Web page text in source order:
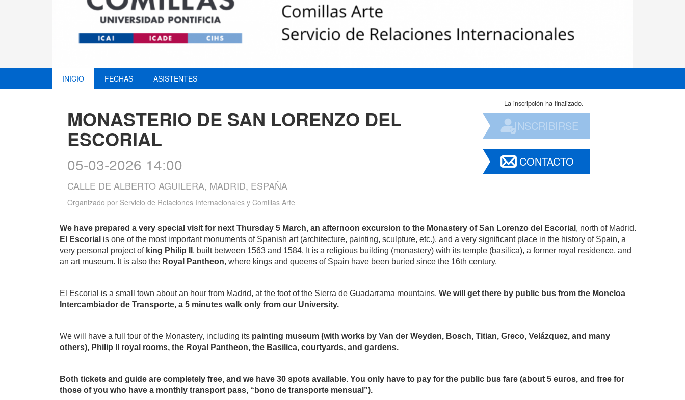
INICIO FECHAS ASISTENTES
MONASTERIO DE SAN LORENZO DEL
ESCORIAL
05-03-2026 14:00
CALLE DE ALBERTO AGUILERA, MADRID, ESPAÑA
Organizado por Servicio de Relaciones Internacionales y Comillas Arte
La inscripción ha finalizado.
INSCRIBIRSE
CONTACTO
We have prepared a very special visit for next Thursday 5 March, an afternoon excursion to the Monastery of San Lorenzo del Escorial , north of Madrid.
El Escorial is one of the most important monuments of Spanish art (architecture, painting, sculpture, etc.), and a very significant place in the history of Spain, a
very personal project of king Philip II , built between 1563 and 1584. It is a religious building (monastery) with its temple (basilica), a former royal residence, and
an art museum. It is also the Royal Pantheon, where kings and queens of Spain have been buried since the 16th century.
El Escorial is a small town about an hour from Madrid, at the foot of the Sierra de Guadarrama mountains. We will get there by public bus from the Moncloa
Intercambiador de Transporte, a 5 minutes walk only from our University.
We will have a full tour of the Monastery, including its painting museum (with works by Van der Weyden, Bosch, Titian, Greco, Velázquez, and many
others), Philip II royal rooms, the Royal Pantheon, the Basilica, courtyards, and gardens.
Both tickets and guide are completely free, and we have 30 spots available. You only have to pay for the public bus fare (about 5 euros, and free for
those of you who have a monthly transport pass, “bono de transporte mensual”).